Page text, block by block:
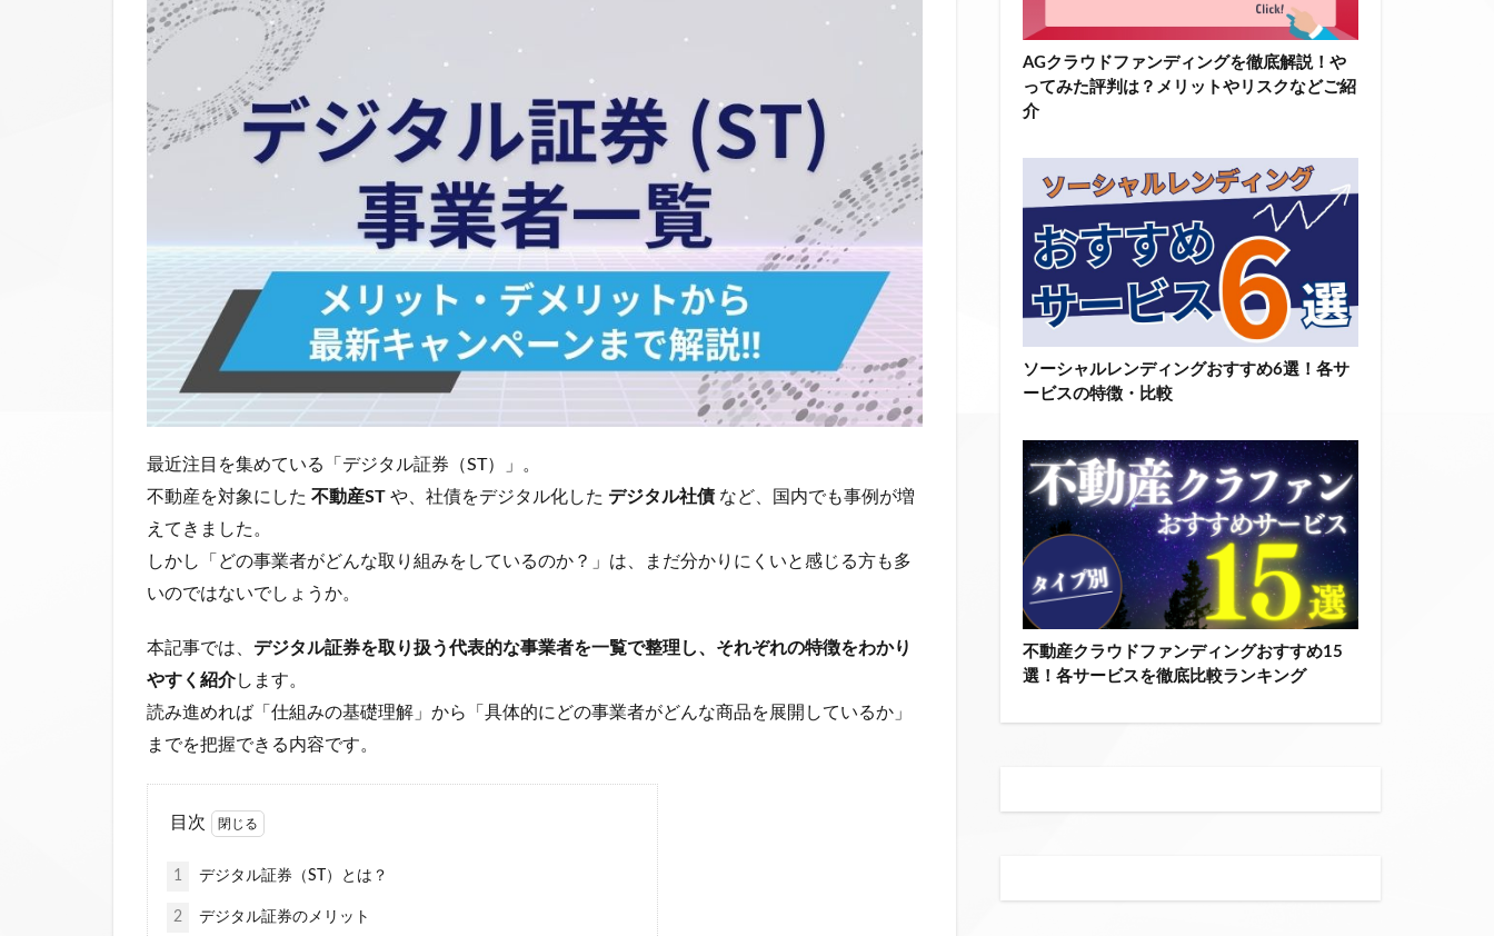
最近注目を集めている「デジタル証券（ST）」。
不動産を対象にした 不動産ST や、社債をデジタル化した デジタル社債 など、国内でも事例が増
えてきました。
しかし「どの事業者がどんな取り組みをしているのか？」は、まだ分かりにくいと感じる方も多
いのではないでしょうか。
本記事では、 デジタル証券を取り扱う代表的な事業者を一覧で整理し、それぞれの特徴をわかり
やすく紹介します。
読み進めれば「仕組みの基礎理解」から「具体的にどの事業者がどんな商品を展開しているか」
までを把握できる内容です。
目次
1 デジタル証券（ST）とは？
2 デジタル証券のメリット
AGクラウドファンディングを徹底解説！や
ってみた評判は？メリットやリスクなどご紹
介
ソーシャルレンディングおすすめ6選！各サ
ービスの特徴・比較
不動産クラウドファンディングおすすめ15
選！各サービスを徹底比較ランキング